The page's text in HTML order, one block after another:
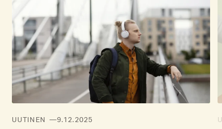
UUTINEN 9.12.2025